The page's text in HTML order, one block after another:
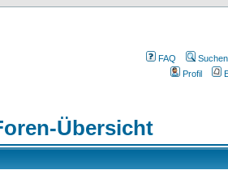
FAQ
Suchen
Profil
Übersicht